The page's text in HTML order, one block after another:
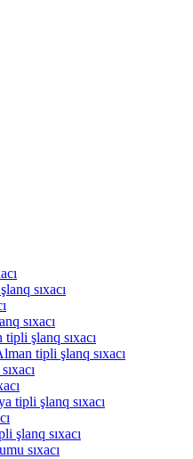
sıxacı
sıxacı
şlanq sıxacı
tipli şlanq sıxacı
tipli şlanq sıxacı
şlanq sıxacı
sıxacı